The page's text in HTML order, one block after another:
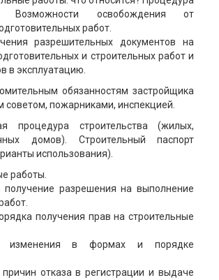
Возможности освобождения от
работ.
разрешительных документов на
и строительных работ и
в эксплуатацию.
обязанностям застройщика
советом, пожарниками, инспекцией.
процедура строительства (жилых,
домов). Строительный паспорт
использования).
работы.
получение разрешения на выполнение
получения прав на строительные
изменения в формах и порядке
отказа в регистрации и выдаче